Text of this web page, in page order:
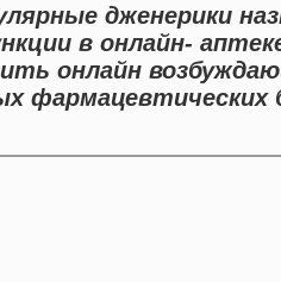
дженерики
в онлайн-
онлайн
фармацевтических